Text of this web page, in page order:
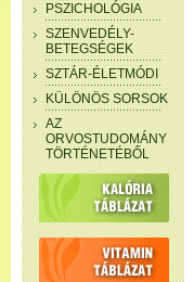
PSZICHOLÓGIA
SZENVEDÉLY-
BETEGSÉGEK
SZTÁR-ÉLETMÓDI
KÜLÖNÖS SORSOK
AZ
ORVOSTUDOMÁNY
TÖRTÉNETÉBŐL